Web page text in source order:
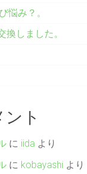
悩み？。
換しました。
ト
に iida より
に kobayashi より